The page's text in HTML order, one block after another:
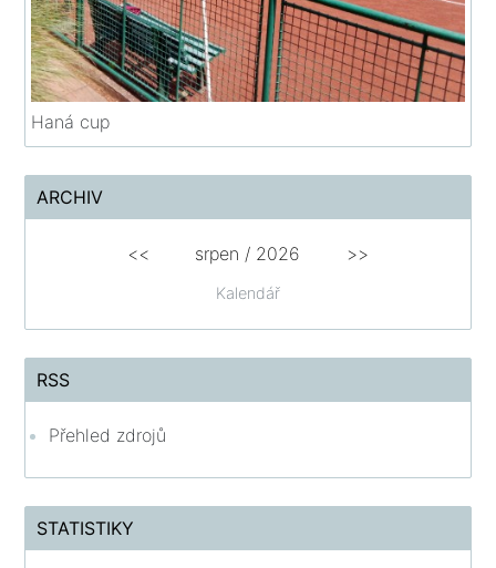
Haná cup
ARCHIV
Kalendář
<< srpen / 2026 >>
RSS
Přehled zdrojů
STATISTIKY